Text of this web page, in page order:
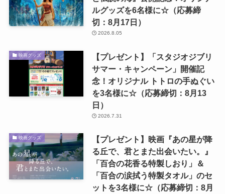
ルグッズを6名様に☆（応募締
切：8月17日）
2026.8.05
映画グッズ
【プレゼント】「スタジオジブリ
サマー・キャンペーン」開催記
念！オリジナル トトロの手ぬぐい
を3名様に☆（応募締切：8月13
日）
2026.7.31
映画グッズ
【プレゼント】映画『あの星が降
る丘で、君とまた出会いたい。』
「百合の花香る特製しおり」＆
「百合の涙拭う特製タオル」のセ
ットを3名様に☆（応募締切：8月